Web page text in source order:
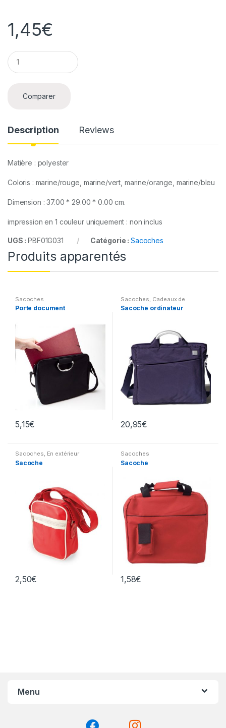
1,45€
Q
u
a
Comparer
Description Reviews
Matière : polyester
Coloris : marine/rouge, marine/vert, marine/orange, marine/bleu
Dimension : 37.00 * 29.00 * 0.00 cm.
impression en 1 couleur uniquement : non inclus
UGS :PBF01G031 Catégorie : Sacoches
Produits apparentés
Sacoches
Porte document
5,15€
Sacoches Cadeaux de
Marques
Sacoche ordinateur
20,95€
Sacoches, En extérieur
Sacoche
2,50€
Sacoches
Sacoche
1,58€
Menu